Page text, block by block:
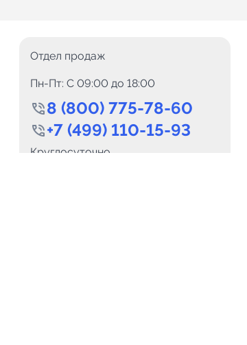
Каналов:
Отдел продаж
Пн-Пт: C 09:00 до 18:00
8 (800) 775-78-60
+7 (499) 110-15-93
Круглосуточно